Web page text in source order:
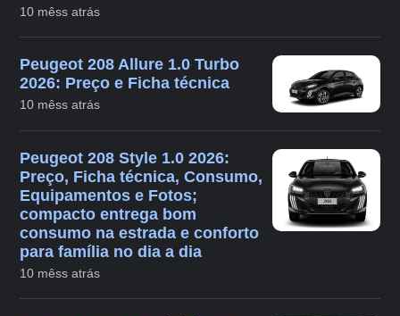
10 mêss atrás
Peugeot 208 Allure 1.0 Turbo
2026: Preço e Ficha técnica
10 mêss atrás
Peugeot 208 Style 1.0 2026:
Preço, Ficha técnica, Consumo,
Equipamentos e Fotos;
compacto entrega bom
consumo na estrada e conforto
para família no dia a dia
10 mêss atrás